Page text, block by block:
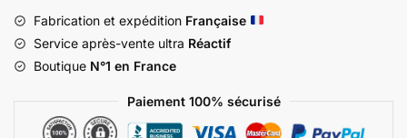
Fabrication et expédition Française
Service après-vente ultra Réactif
Boutique N°1 en France
Paiement 100% sécurisé